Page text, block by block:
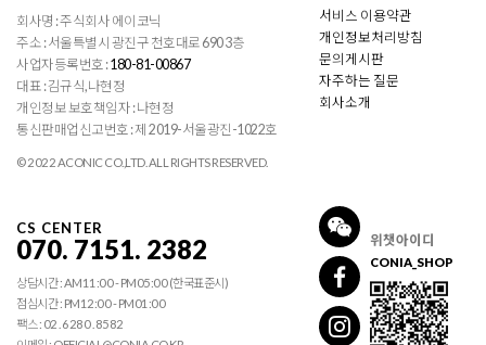
회사명 : 주식회사 에이코닉
주소 : 서울특별시 광진구 천호대로 690 3층
사업자등록번호 :180-81-00867
대표 : 김규식,나현정
개인정보 보호책임자 : 나현정
통신판매업신고번호 : 제 2019-서울광진-1022호
© 2022 ACONIC CO.,LTD. ALL RIGHTS RESERVED.
서비스 이용약관
개인정보처리방침
문의게시판
자주하는 질문
회사소개
CS CENTER
070. 7151. 2382
상담시간 : AM11:00 - PM05:00 (한국표준시)
점심시간 : PM12:00 - PM01:00
팩스 : 02 . 6280 . 8582
위챗아이디
CONIA_SHOP